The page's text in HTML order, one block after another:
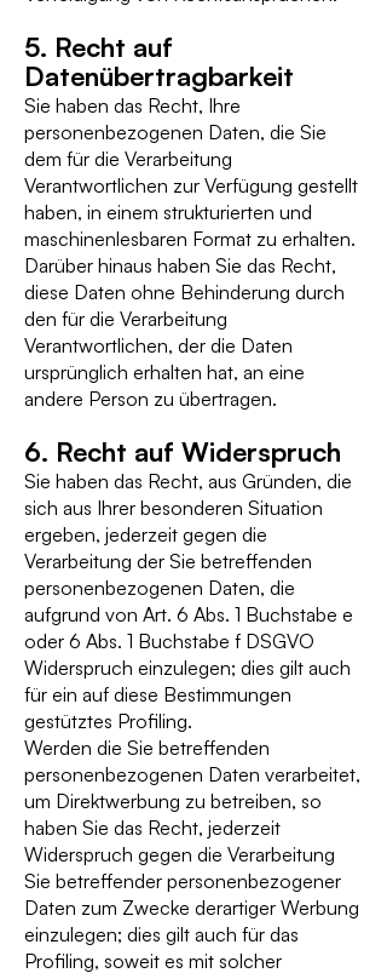
5. Recht auf
Datenübertragbarkeit
Sie haben das Recht, Ihre
personenbezogenen Daten, die Sie
dem für die Verarbeitung
Verantwortlichen zur Verfügung gestellt
haben, in einem strukturierten und
maschinenlesbaren Format zu erhalten.
Darüber hinaus haben Sie das Recht,
diese Daten ohne Behinderung durch
den für die Verarbeitung
Verantwortlichen, der die Daten
ursprünglich erhalten hat, an eine
andere Person zu übertragen.
6. Recht auf Widerspruch
Sie haben das Recht, aus Gründen, die
sich aus Ihrer besonderen Situation
ergeben, jederzeit gegen die
Verarbeitung der Sie betreffenden
personenbezogenen Daten, die
aufgrund von Art. 6 Abs. 1 Buchstabe e
oder 6 Abs. 1 Buchstabe f DSGVO
Widerspruch einzulegen; dies gilt auch
für ein auf diese Bestimmungen
gestütztes Profiling.
Werden die Sie betreffenden
personenbezogenen Daten verarbeitet,
um Direktwerbung zu betreiben, so
haben Sie das Recht, jederzeit
Widerspruch gegen die Verarbeitung
Sie betreffender personenbezogener
Daten zum Zwecke derartiger Werbung
einzulegen; dies gilt auch für das
Profiling, soweit es mit solcher